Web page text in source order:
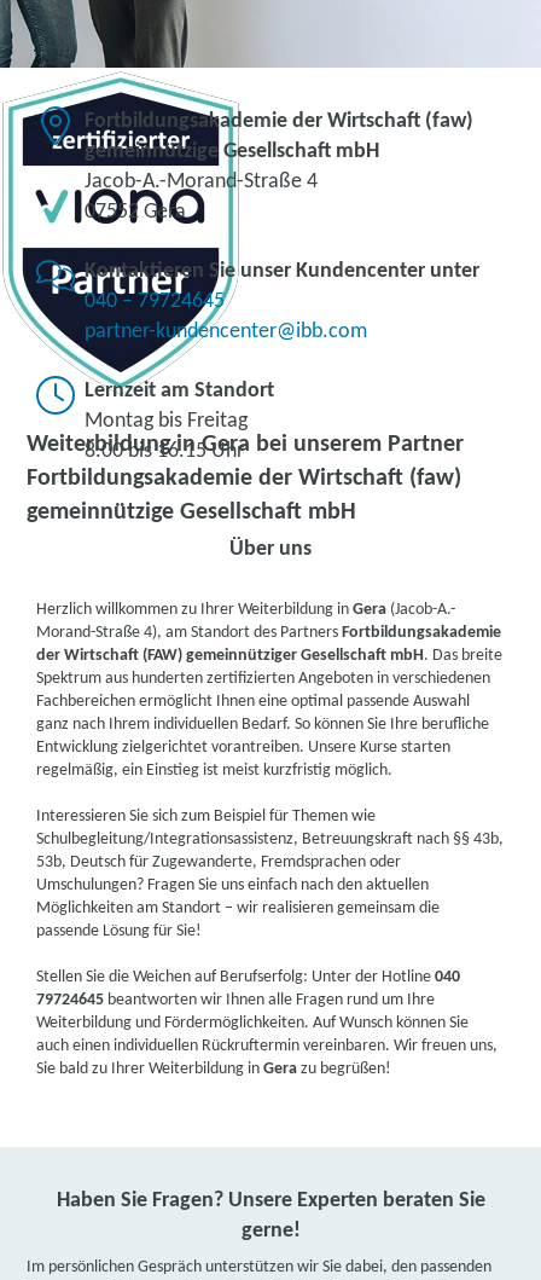
Weiterbildung in Gera bei unserem Partner
Fortbildungsakademie der Wirtschaft (faw)
gemeinnützige Gesellschaft mbH
Fortbildungsakademie der Wirtschaft (faw)
gemeinnützige Gesellschaft mbH
Jacob-A.-Morand-Straße 4
07552 Gera
Kontaktieren Sie unser Kundencenter unter
040 – 79724645
partner-kundencenter@ibb.com
Lernzeit am Standort
Montag bis Freitag
8.00 bis 16.15 Uhr
Über uns
Herzlich willkommen zu Ihrer Weiterbildung inGera (Jacob-A.-
Morand-Straße 4), am Standort des PartnersFortbildungsakademie
der Wirtschaft (FAW) gemeinnütziger Gesellschaft mbH. Das breite
Spektrum aus hunderten zertifizierten Angeboten in verschiedenen
Fachbereichen ermöglicht Ihnen eine optimal passende Auswahl
ganz nach Ihrem individuellen Bedarf. So können Sie Ihre berufliche
Entwicklung zielgerichtet vorantreiben. Unsere Kurse starten
regelmäßig, ein Einstieg ist meist kurzfristig möglich.
Interessieren Sie sich zum Beispiel für Themen wie
Schulbegleitung/Integrationsassistenz, Betreuungskraft nach §§ 43b,
53b, Deutsch für Zugewanderte, Fremdsprachen oder
Umschulungen? Fragen Sie uns einfach nach den aktuellen
Möglichkeiten am Standort – wir realisieren gemeinsam die
passende Lösung für Sie!
Stellen Sie die Weichen auf Berufserfolg: Unter der Hotline040
79724645 beantworten wir Ihnen alle Fragen rund um Ihre
Weiterbildung und Fördermöglichkeiten. Auf Wunsch können Sie
auch einen individuellen Rückruftermin vereinbaren. Wir freuen uns,
Sie bald zu Ihrer Weiterbildung inGera zu begrüßen!
Haben Sie Fragen? Unsere Experten beraten Sie
gerne!
Im persönlichen Gespräch unterstützen wir Sie dabei, den passenden